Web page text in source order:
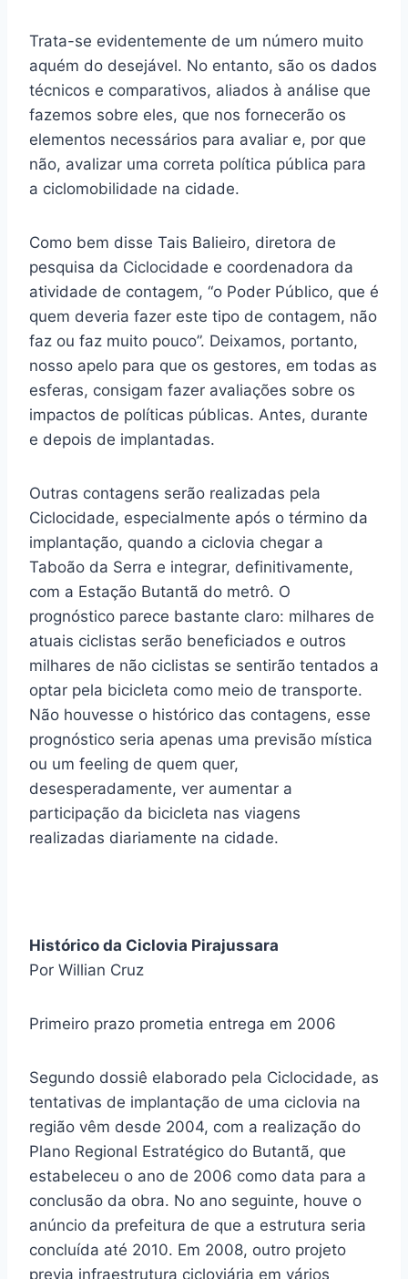
Trata-se evidentemente de um número muito
aquém do desejável. No entanto, são os dados
técnicos e comparativos, aliados à análise que
fazemos sobre eles, que nos fornecerão os
elementos necessários para avaliar e, por que
não, avalizar uma correta política pública para
a ciclomobilidade na cidade.
Como bem disse Tais Balieiro, diretora de
pesquisa da Ciclocidade e coordenadora da
atividade de contagem, “o Poder Público, que é
quem deveria fazer este tipo de contagem, não
faz ou faz muito pouco”. Deixamos, portanto,
nosso apelo para que os gestores, em todas as
esferas, consigam fazer avaliações sobre os
impactos de políticas públicas. Antes, durante
e depois de implantadas.
Outras contagens serão realizadas pela
Ciclocidade, especialmente após o término da
implantação, quando a ciclovia chegar a
Taboão da Serra e integrar, definitivamente,
com a Estação Butantã do metrô. O
prognóstico parece bastante claro: milhares de
atuais ciclistas serão beneficiados e outros
milhares de não ciclistas se sentirão tentados a
optar pela bicicleta como meio de transporte.
Não houvesse o histórico das contagens, esse
prognóstico seria apenas uma previsão mística
ou um feeling de quem quer,
desesperadamente, ver aumentar a
participação da bicicleta nas viagens
realizadas diariamente na cidade.
Histórico da Ciclovia Pirajussara
Por Willian Cruz
Primeiro prazo prometia entrega em 2006
Segundo dossiê elaborado pela Ciclocidade, as
tentativas de implantação de uma ciclovia na
região vêm desde 2004, com a realização do
Plano Regional Estratégico do Butantã, que
estabeleceu o ano de 2006 como data para a
conclusão da obra. No ano seguinte, houve o
anúncio da prefeitura de que a estrutura seria
concluída até 2010. Em 2008, outro projeto
previa infraestrutura cicloviária em vários